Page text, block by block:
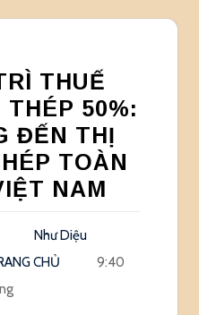
THUẾ
THÉP 50%:
ĐẾN THỊ
TOÀN
NAM
Như Diệu
CHỦ
9:40